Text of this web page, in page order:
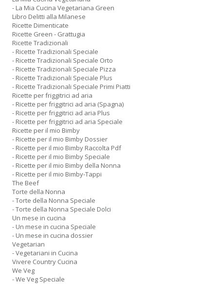
- La Mia Cucina Vegetariana Green
Libro Delitti alla Milanese
Ricette Dimenticate
Ricette Green - Grattugia
Ricette Tradizionali
- Ricette Tradizionali Speciale
- Ricette Tradizionali Speciale Orto
- Ricette Tradizionali Speciale Pizza
- Ricette Tradizionali Speciale Plus
- Ricette Tradizionali Speciale Primi Piatti
Ricette per friggitrici ad aria
- Ricette per friggitrici ad aria (Spagna)
- Ricette per friggitrici ad aria Plus
- Ricette per friggitrici ad aria Speciale
Ricette per il mio Bimby
- Ricette per il mio Bimby Dossier
- Ricette per il mio Bimby Raccolta Pdf
- Ricette per il mio Bimby Speciale
- Ricette per il mio Bimby della Nonna
- Ricette per il mio Bimby-Tappi
The Beef
Torte della Nonna
- Torte della Nonna Speciale
- Torte della Nonna Speciale Dolci
Un mese in cucina
- Un mese in cucina Speciale
- Un mese in cucina dossier
Vegetarian
- Vegetariani in Cucina
Vivere Country Cucina
We Veg
- We Veg Speciale